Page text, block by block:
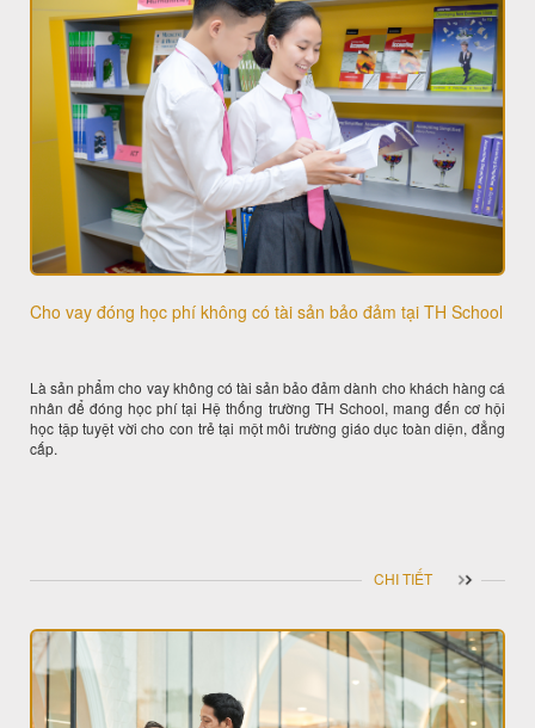
Cho vay đóng học phí không có tài sản bảo đảm tại TH School
Là sản phẩm cho vay không có tài sản bảo đảm dành cho khách hàng cá
nhân để đóng học phí tại Hệ thống trường TH School, mang đến cơ hội
học tập tuyệt vời cho con trẻ tại một môi trường giáo dục toàn diện, đẳng
cấp.
CHI TIẾT